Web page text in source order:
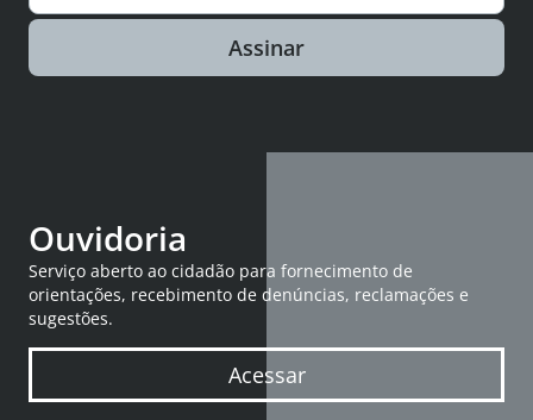
Assinar
Ouvidoria
Serviço aberto ao cidadão para fornecimento de
orientações, recebimento de denúncias, reclamações e
sugestões.
Acessar